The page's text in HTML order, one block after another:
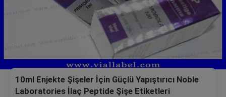
10ml Enjekte Şişeler İçin Güçlü Yapıştırıcı Noble
Laboratories İlaç Peptide Şişe Etiketleri